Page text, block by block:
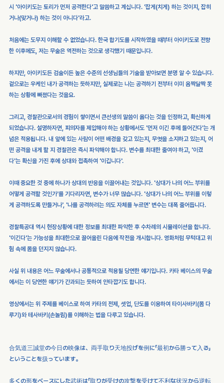
시 '아이키도는 토리가 먼저 공격한다'고 말씀하고 계십니다. '잡게(치게) 하는 것이지, 잡히
거나(맞거나) 하는 것이 아니다'라고.
처음에는 도무지 이해할 수 없었습니다. 한국 합기도를 시작하였을 때부터 아이키도로 전향
한 이후에도, 저는 무술은 역전하는 것으로 생각했기 때문입니다.
하지만, 아이키도든 검술이든 높은 수준의 선생님들의 기술을 받아보면 분명 알 수 있습니다.
겉으로는 우케인 내가 공격하는 듯하지만, 실제로는 나는 공격하기 전부터 이미 옴짝달짝 못
하는 상황에 빠졌다는 것을요.
그리고, 경찰관으로서의 경험이 쌓이면서 큰선생의 말씀이 옳다는 것을 인정하고, 확신하게
되었습니다. 설명하자면, 피의자를 제압해야 하는 상황에서도 '먼저 이긴 후에 들어간다'는 개
념은 적용됩니다. 내 앞에 있는 사람이 어떤 배경을 갖고 있는지, 무엇을 소지하고 있는지, 어
떤 공격을 내게 할 지 경찰관은 즉시 파악해야 합니다. 변수를 최대한 줄여야 하고, '이겼
다'는 확신을 가진 후에 상대와 접촉하여 '이깁니다'.
이때 중요한 것 중에 하나가 상대의 반응을 이끌어내는 것입니다. '상대가 나의 어느 부위를
어떻게 공격할 것인가'를 기다리자면, 변수가 너무 많습니다. '상대가 나의 어느 부위를 이렇
게 공격하도록 만들거나', '나를 공격하려는 의도 자체를 누르면' 변수는 대폭 줄어듭니다.
경찰특공대 역시 현장상황에 대한 정보를 최대한 파악한 후 수차례의 시뮬레이션을 합니다.
'이긴다'는 가능성을 최대한으로 끌어올린 다음에 작전을 개시합니다. 영화처럼 무턱대고 위
험 속에 몸을 던지지 않습니다.
사실 위 내용은 어느 무술에서나 공통적으로 적용될 당연한 얘기입니다. 카타 베이스의 무술
에서는 이 당연한 얘기가 간과되는 듯하여 안타깝기도 합니다.
영상에서는 위 주제를 베이스로 하여 카타의 전제, 셋업, 단도를 이용하여 타이사바키(몸 다
루기)와 테사바키(손놀림)를 이해하는 법을 다루고 있습니다.
合気道三誠堂の今日の映像は、両手取り天地投げを例に「最初から勝って入る」
ということを扱っています。
多くの形をベースにした武術は「取りが受けの攻撃を受けて不利な状況から逆転